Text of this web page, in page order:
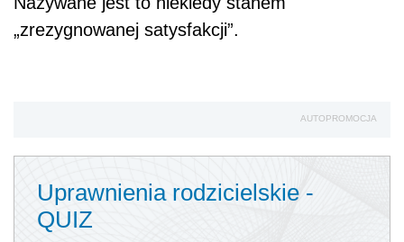
„zrezygnowanej satysfakcji”.
AUTOPROMOCJA
Uprawnienia rodzicielskie -
QUIZ